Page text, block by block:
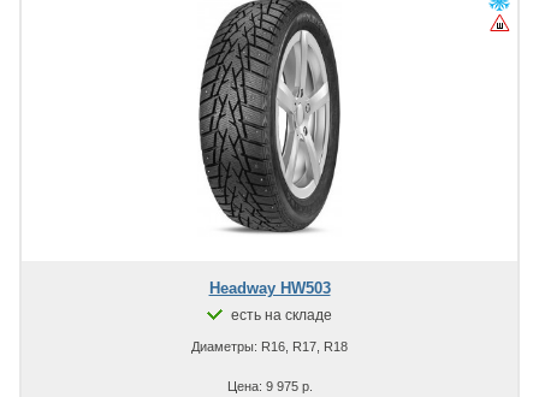
Headway HW503
есть на складе
Диаметры: R16, R17, R18
Цена: 9 975 р.